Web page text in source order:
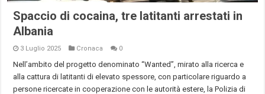
Spaccio di cocaina, tre latitanti arrestati in
Albania
3 Luglio 2025 Cronaca 0
Nell’ambito del progetto denominato “Wanted”, mirato alla ricerca e
alla cattura di latitanti di elevato spessore, con particolare riguardo a
persone ricercate in cooperazione con le autorità estere, la Polizia di